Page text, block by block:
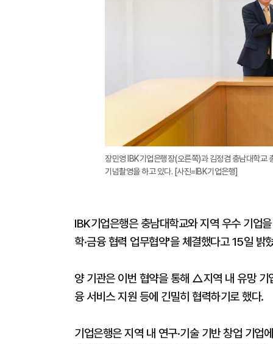
장민영 IBK기업은행장(오른쪽)과 김정겸 충남대학교
기념촬영을 하고 있다. [사진=IBK기업은행]
IBK기업은행은 충남대학교와 지역 우수 기업
학·금융 협력 업무협약'을 체결했다고 15일 밝
양 기관은 이번 협약을 통해 △지역 내 유망
융 서비스 지원 등에 긴밀히 협력하기로 했다.
기업은행은 지역 내 연구·기술 기반 창업 기업